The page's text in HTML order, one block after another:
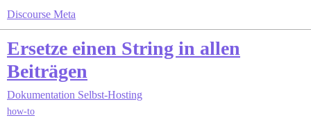
Discourse Meta
Ersetze einen String in allen
Beiträgen
Dokumentation Selbst-Hosting
how-to